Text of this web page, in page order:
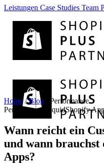
Leistungen Case Studies Team
Home / Blog
Performance
Performance
LiquidShopify
Wann reicht ein
und wann brauchst
Apps?